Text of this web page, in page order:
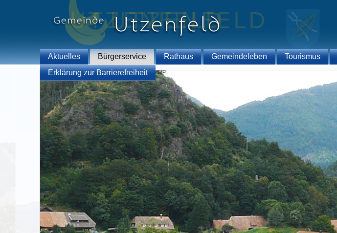
Aktuelles Bürgerservice Rathaus Gemeindeleben Tourismus
Erklärung zur Barrierefreiheit